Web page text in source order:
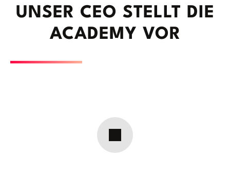
UNSER CEO STELLT DIE
ACADEMY VOR